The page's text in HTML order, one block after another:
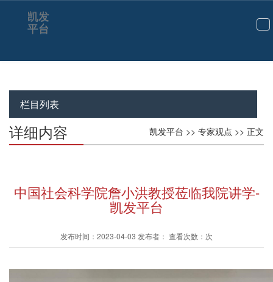
切
航
凯发
平台
栏目列表
凯发平台 >> 专家观点 >> 正文
详细内容
中国社会科学院詹小洪教授莅临我院讲学-
凯发平台
发布时间：2023-04-03 发布者： 查看次数：次